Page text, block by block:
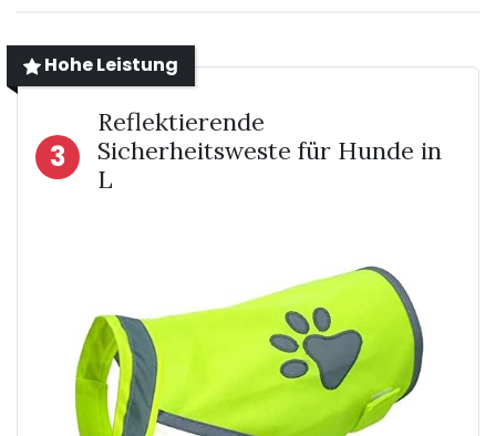
Hohe Leistung
3
Reflektierende
Sicherheitsweste für Hunde in
L